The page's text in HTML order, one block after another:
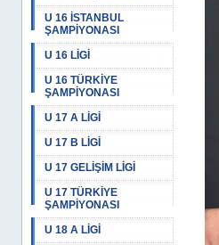
U 16 İSTANBUL
ŞAMPİYONASI
U 16 LİGİ
U 16 TÜRKİYE
ŞAMPİYONASI
U 17 A LİGİ
U 17 B LİGİ
U 17 GELİŞİM LİGİ
U 17 TÜRKİYE
ŞAMPİYONASI
U 18 A LİGİ